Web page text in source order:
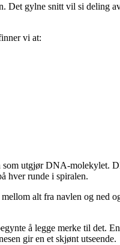
Det gylne snitt vil si deling
vi at:
utgjør DNA-molekylet.
hver runde i spiralen.
alt fra navlen og ned
å legge merke til det.
gir en et skjønt utseende.